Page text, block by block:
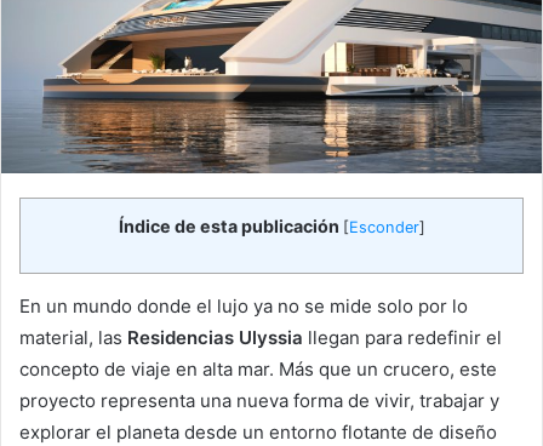
Índice de esta publicación [Esconder]
En un mundo donde el lujo ya no se mide solo por lo
material, las Residencias Ulyssia llegan para redefinir el
concepto de viaje en alta mar. Más que un crucero, este
proyecto representa una nueva forma de vivir, trabajar y
explorar el planeta desde un entorno flotante de diseño